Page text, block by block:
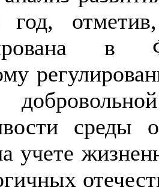
год,
в
учете